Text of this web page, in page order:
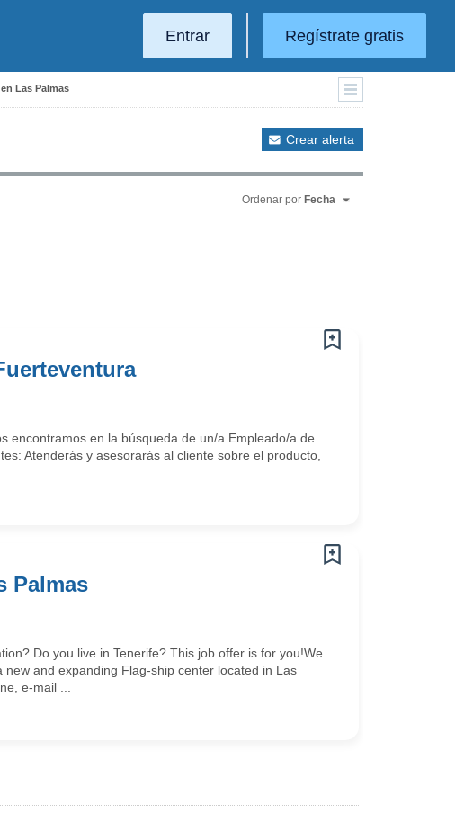
Entrar Regístrate gratis
Las Palmas
Crear alerta
Ordenar por Fecha
encontramos en la búsqueda de un/a Empleado/a de
Atenderás y asesorarás al cliente sobre el producto,
Palmas
Do you live in Tenerife? This job offer is for you!We
and expanding Flag-ship center located in Las
e-mail ...